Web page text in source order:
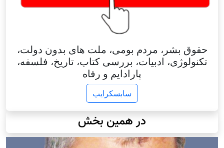
حقوق بشر، مردم بومی، ملت های بدون دولت،
تکنولوژی، ادبیات، بررسی کتاب، تاریخ، فلسفه،
پارادایم و رفاه
سابسکرایب
در همین بخش